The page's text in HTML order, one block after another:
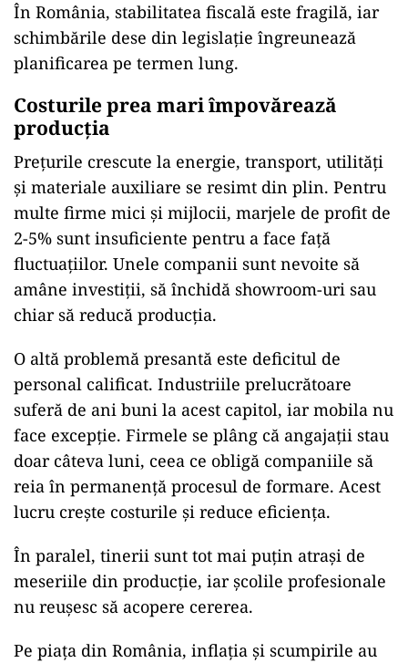
În România, stabilitatea fiscală este fragilă, iar
schimbările dese din legislație îngreunează
planificarea pe termen lung.
Costurile prea mari împovărează
producția
Prețurile crescute la energie, transport, utilități
și materiale auxiliare se resimt din plin. Pentru
multe firme mici și mijlocii, marjele de profit de
2-5% sunt insuficiente pentru a face față
fluctuațiilor. Unele companii sunt nevoite să
amâne investiții, să închidă showroom-uri sau
chiar să reducă producția.
O altă problemă presantă este deficitul de
personal calificat. Industriile prelucrătoare
suferă de ani buni la acest capitol, iar mobila nu
face excepție. Firmele se plâng că angajații stau
doar câteva luni, ceea ce obligă companiile să
reia în permanență procesul de formare. Acest
lucru crește costurile și reduce eficiența.
În paralel, tinerii sunt tot mai puțin atrași de
meseriile din producție, iar școlile profesionale
nu reușesc să acopere cererea.
Pe piața din România, inflația și scumpirile au